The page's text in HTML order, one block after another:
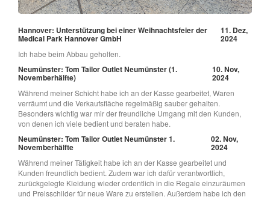
Hannover: Unterstützung bei einer Weihnachtsfeier der
Medical Park Hannover GmbH
11. Dez,
2024
Ich habe beim Abbau geholfen.
Neumünster: Tom Tailor Outlet Neumünster (1.
Novemberhälfte)
10. Nov,
2024
Während meiner Schicht habe ich an der Kasse gearbeitet, Waren
verräumt und die Verkaufsfläche regelmäßig sauber gehalten.
Besonders wichtig war mir der freundliche Umgang mit den Kunden,
von denen ich viele bedient und beraten habe.
Neumünster: Tom Tailor Outlet Neumünster 1.
Novemberhälfte
02. Nov,
2024
Während meiner Tätigkeit habe ich an der Kasse gearbeitet und
Kunden freundlich bedient. Zudem war ich dafür verantwortlich,
zurückgelegte Kleidung wieder ordentlich in die Regale einzuräumen
und Preisschilder für neue Ware zu erstellen. Außerdem habe ich den